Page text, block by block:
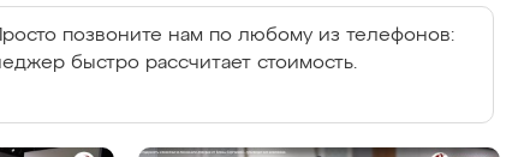
позвоните нам по любому из телефонов:
быстро рассчитает стоимость.